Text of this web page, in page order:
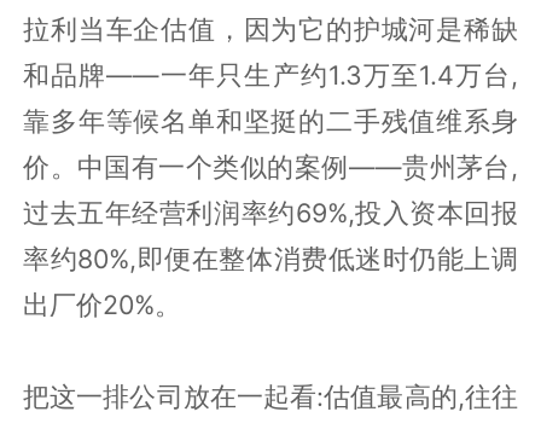
拉利当车企估值，因为它的护城河是稀缺
和品牌——一年只生产约1.3万至1.4万台,
靠多年等候名单和坚挺的二手残值维系身
价。中国有一个类似的案例——贵州茅台,
过去五年经营利润率约69%,投入资本回报
率约80%,即便在整体消费低迷时仍能上调
出厂价20%。
把这一排公司放在一起看:估值最高的,往往